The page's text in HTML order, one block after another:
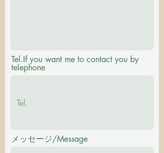
Tel.If you want me to contact you by
telephone
メッセージ/Message